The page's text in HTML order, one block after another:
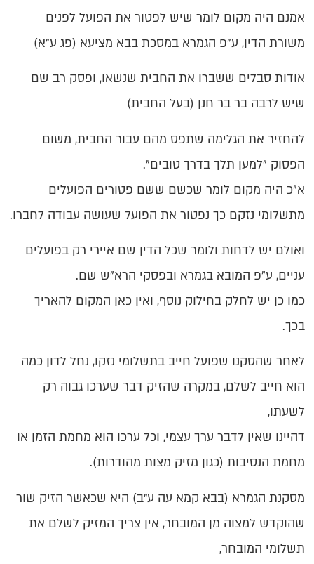
אמנם היה מקום לומר שיש לפטור את הפועל לפנים
משורת הדין, ע"פ הגמרא במסכת בבא מציעא (פג ע"א)
אודות סבלים ששברו את החבית שנשאו, ופסק רב שם
שיש לרבה בר בר חנן (בעל החבית)
להחזיר את הגלימה שתפס מהם עבור החבית, משום
הפסוק "למען תלך בדרך טובים".
א"כ היה מקום לומר שכשם ששם פטורים הפועלים
מתשלומי נזקם כך נפטור את הפועל שעושה עבודה לחברו.
ואולם יש לדחות ולומר שכל הדין שם איירי רק בפועלים
עניים, ע"פ המובא בגמרא ובפסקי הרא"ש שם.
כמו כן יש לחלק בחילוק נוסף, ואין כאן המקום להאריך
בכך.
לאחר שהסקנו שפועל חייב בתשלומי נזקו, נחל לדון כמה
הוא חייב לשלם, במקרה שהזיק דבר שערכו גבוה רק
לשעתו,
דהיינו שאין לדבר ערך עצמי, וכל ערכו הוא מחמת הזמן או
מחמת הנסיבות (כגון מזיק מצות מהודרות).
מסקנת הגמרא (בבא קמא עה ע"ב) היא שכאשר הזיק שור
שהוקדש למצוה מן המובחר, אין צריך המזיק לשלם את
תשלומי המובחר,